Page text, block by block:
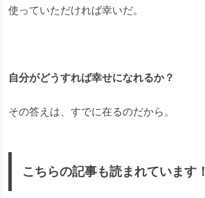
使っていただければ幸いだ。
自分がどうすれば幸せになれるか？
その答えは、すでに在るのだから。
こちらの記事も読まれています！